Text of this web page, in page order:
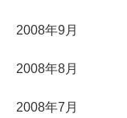
2008年9月
2008年8月
2008年7月